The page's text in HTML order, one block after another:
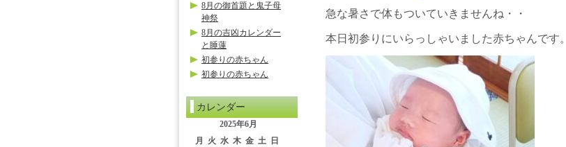
急な暑さで体もついていきませんね・・
本日初参りにいらっしゃいました赤ちゃんです。
8月の御首題と鬼子母
神祭
8月の吉凶カレンダー
と睡蓮
初参りの赤ちゃん
初参りの赤ちゃん
カレンダー
2025年6月
月
火 水 木 金 土
日